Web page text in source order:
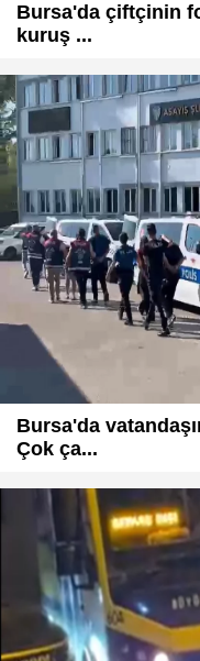
Bursa'da çiftçinin
kuruş ...
Bursa'da
Çok ça...